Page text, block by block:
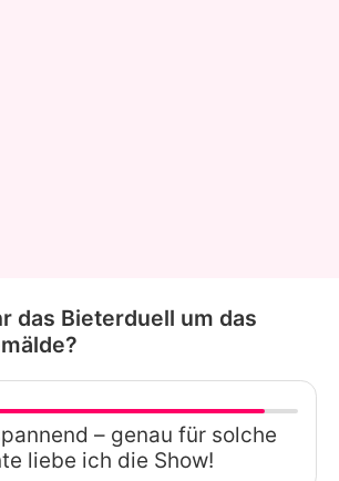
das Bieterduell um das
– genau für solche
liebe ich die Show!